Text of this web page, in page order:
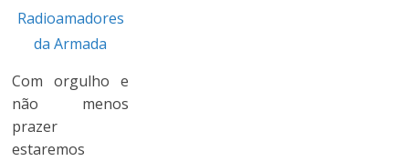
Com orgulho e
não menos
prazer
estaremos